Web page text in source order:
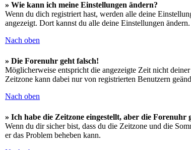
» Wie kann ich meine Einstellungen ändern?
Wenn du dich registriert hast, werden alle deine
angezeigt. Dort kannst du alle deine Einstellungen ändern.
Nach oben
» Die Forenuhr geht falsch!
Möglicherweise entspricht die angezeigte Zeit nicht
Zeitzone kann dabei nur von registrierten Benutzern
Nach oben
» Ich habe die Zeitzone eingestellt, aber die Forenuhr
Wenn du dir sicher bist, dass du die Zeitzone und die
er das Problem beheben kann.